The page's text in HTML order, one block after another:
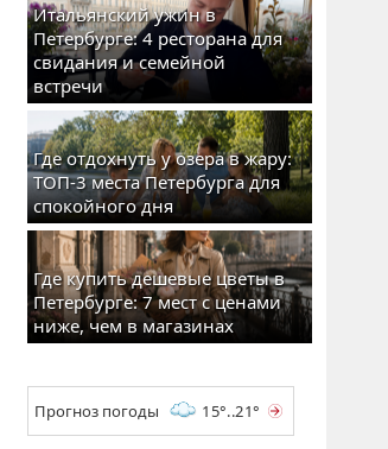
Итальянский ужин в
Петербурге: 4 ресторана для
свидания и семейной
встречи
Где отдохнуть у озера в жару:
ТОП-3 места Петербурга для
спокойного дня
Где купить дешевые цветы в
Петербурге: 7 мест с ценами
ниже, чем в магазинах
Прогноз погоды 15°..21°